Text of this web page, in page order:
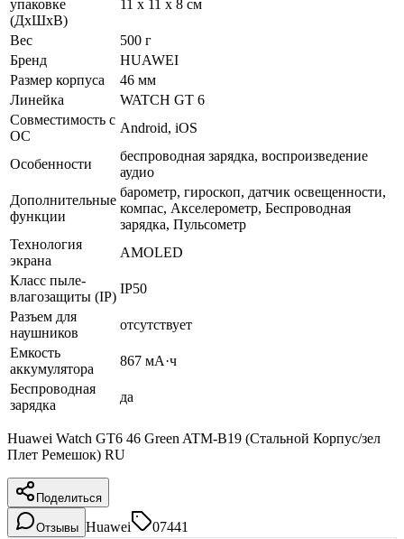
упаковке
(ДхШхВ)
11 x 11 x 8 см
Вес
500 г
Бренд
HUAWEI
Размер корпуса
46 мм
Линейка
WATCH GT 6
Совместимость с
ОС
Android, iOS
Особенности
беспроводная зарядка, воспроизведение
аудио
Дополнительные
функции
барометр, гироскоп, датчик освещенности,
компас, Акселерометр, Беспроводная
зарядка, Пульсометр
Технология
экрана
AMOLED
Класс пыле-
влагозащиты (IP)
IP50
Разъем для
наушников
отсутствует
Емкость
аккумулятора
867 мА·ч
Беспроводная
зарядка
да
Huawei Watch GT6 46 Green ATM-B19 (Стальной Корпус/зел
Плет Ремешок) RU
Поделиться
Отзывы Huawei
07441